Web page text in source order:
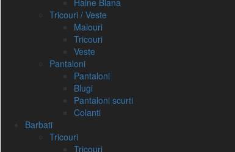
Haine Blana
Tricouri / Veste
Maiouri
Tricouri
Veste
Pantaloni
Pantaloni
Blugi
Pantaloni scurti
Colanti
Barbati
Tricouri
Tricouri